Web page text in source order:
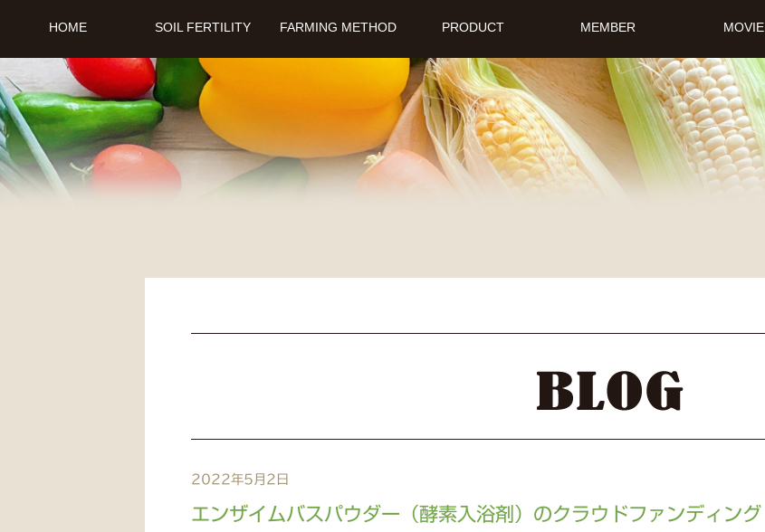
HOME SOIL FERTILITY FARMING METHOD PRODUCT MEMBER MOVIE
2022年5月2日
エンザイムバスパウダー（酵素入浴剤）のクラウドファンディング